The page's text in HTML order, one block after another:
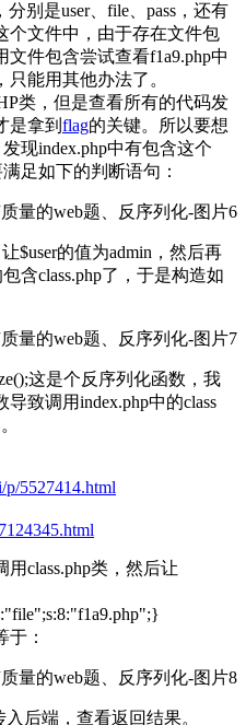
别是user、file、pass，还有
个文件中，由于存在文件包
件包含尝试查看f1a9.php中
能用其他办法了。
类，但是查看所有的代码发
是拿到 flag的关键。所以要想
现index.php中有包含这个
足如下的判断语句：
$user的值为admin，然后再
含class.php了，于是构造如
这是个反序列化函数，我
致调用index.php中的class
p/5527414.html
class.php类，然后让
：
入后端，查看返回结果。